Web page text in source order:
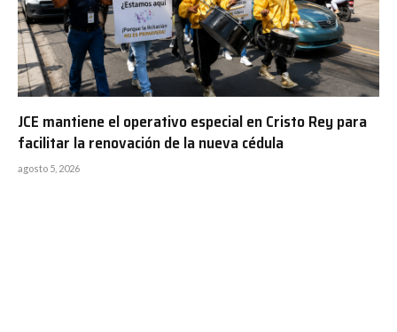
JCE mantiene el operativo especial en Cristo Rey para
facilitar la renovación de la nueva cédula
agosto 5, 2026